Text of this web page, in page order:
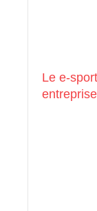
Le e-
entreprise